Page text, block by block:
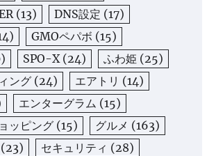
(13) DNS設定 (17)
GMOペパボ (15)
SPO-X(24) ふわ姫 (25)
ング (24) エアトリ (14)
エンターグラム (15)
ッピング (15) グルメ (163)
(23) セキュリティ (28)